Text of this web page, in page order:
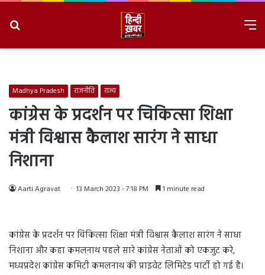
Madhya Pradesh राजनीति राज्य
कांग्रेस के प्रदर्शन पर चिकित्सा शिक्षा
मंत्री विश्वास कैलाश सारंग ने साधा
निशाना
Aarti Agravat 13 March 2023 - 7:18 PM 1 minute read
कांग्रेस के प्रदर्शन पर चिकित्सा शिक्षा मंत्री विश्वास कैलाश सारंग ने साधा
निशाना और कहा कमलनाथ पहले सारे कांग्रेस नेताओं को एकजुट करे,
मध्यप्रदेश कांग्रेस कमिटी कमलनाथ की प्राइवेट लिमिटेड पार्टी हो गई है।